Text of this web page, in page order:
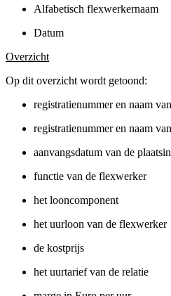
Alfabetisch flexwerkernaam
Datum
Overzicht
Op dit overzicht wordt getoond:
registratienummer en naam
registratienummer en naam
aanvangsdatum van de
functie van de flexwerker
het looncomponent
het uurloon van de flexwerker
de kostprijs
het uurtarief van de relatie